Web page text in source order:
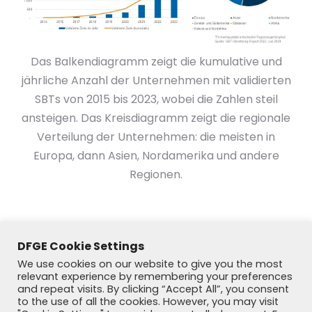
Das Balkendiagramm zeigt die kumulative und
jährliche Anzahl der Unternehmen mit validierten
SBTs von 2015 bis 2023, wobei die Zahlen steil
ansteigen. Das Kreisdiagramm zeigt die regionale
Verteilung der Unternehmen: die meisten in
Europa, dann Asien, Nordamerika und andere
Regionen.
DFGE Cookie Settings
We use cookies on our website to give you the most
relevant experience by remembering your preferences
and repeat visits. By clicking “Accept All”, you consent
to the use of all the cookies. However, you may visit